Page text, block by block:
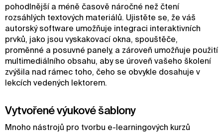
pohodlnější a méně časově náročné než čtení
rozsáhlých textových materiálů. Ujistěte se, že váš
autorský software umožňuje integraci interaktivních
prvků, jako jsou vyskakovací okna, spouštěče,
proměnné a posuvné panely, a zároveň umožňuje použití
multimediálního obsahu, aby se úroveň vašeho školení
zvýšila nad rámec toho, čeho se obvykle dosahuje v
lekcích vedených lektorem.
Vytvořené výukové šablony
Mnoho nástrojů pro tvorbu e-learningových kurzů